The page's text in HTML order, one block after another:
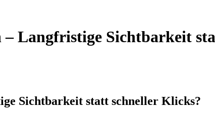
Langfristige Sichtbarkeit
Sichtbarkeit statt schneller Klicks?